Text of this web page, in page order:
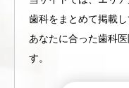
歯科をまとめて掲載し
あなたに合った歯科
す。